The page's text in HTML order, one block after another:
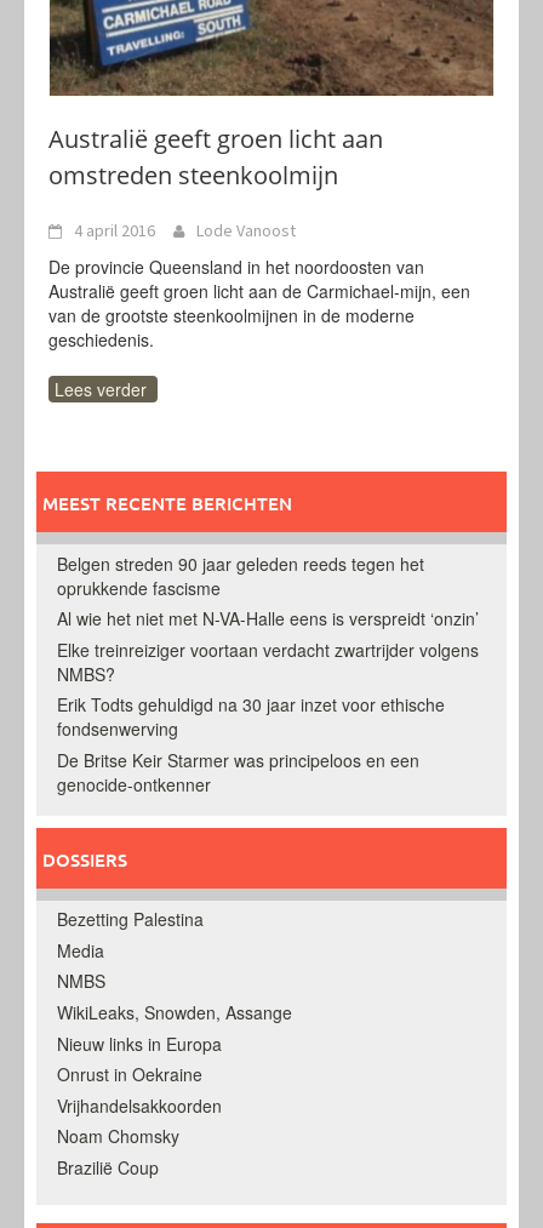
Australië geeft groen licht aan
omstreden steenkoolmijn
4 april 2016 Lode Vanoost
De provincie Queensland in het noordoosten van
Australië geeft groen licht aan de Carmichael-mijn, een
van de grootste steenkoolmijnen in de moderne
geschiedenis.
Lees verder
MEEST RECENTE BERICHTEN
Belgen streden 90 jaar geleden reeds tegen het
oprukkende fascisme
Al wie het niet met N-VA-Halle eens is verspreidt ‘onzin’
Elke treinreiziger voortaan verdacht zwartrijder volgens
NMBS?
Erik Todts gehuldigd na 30 jaar inzet voor ethische
fondsenwerving
De Britse Keir Starmer was principeloos en een
genocide-ontkenner
DOSSIERS
Bezetting Palestina
Media
NMBS
WikiLeaks, Snowden, Assange
Nieuw links in Europa
Onrust in Oekraine
Vrijhandelsakkoorden
Noam Chomsky
Brazilië Coup